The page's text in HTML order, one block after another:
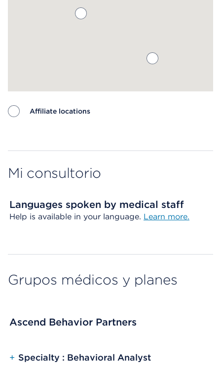
Affiliate locations
Mi consultorio
Languages spoken by medical staff
Help is available in your language. Learn more.
Grupos médicos y planes
Ascend Behavior Partners
+ Specialty : Behavioral Analyst